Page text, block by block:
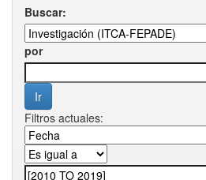
Buscar:
por
Filtros actuales: